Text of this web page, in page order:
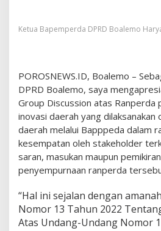
t
e
c
e
p
a
t
n
a
D
s
a
p
Ketua Bapemperda DPRD Boalemo
POROSNEWS.ID, Boalemo –
DPRD Boalemo, saya
Group Discussion atas Ranperda
inovasi daerah yang dilaksanakan
daerah melalui Bapppeda dalam
kesempatan oleh stakeholder
saran, masukan maupun
penyempurnaan ranperda
“Hal ini sejalan dengan
Nomor 13 Tahun 2022
Atas Undang-Undang Nomor